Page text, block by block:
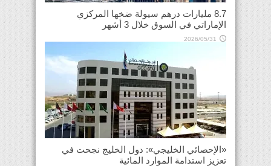
8.7 مليارات درهم سيولة ضخها المركزي
الإماراتي في السوق خلال 3 أشهر
2026/05/31
«الإحصائي الخليجي»: دول الخليج نجحت في
تعزيز استدامة الموارد المائية